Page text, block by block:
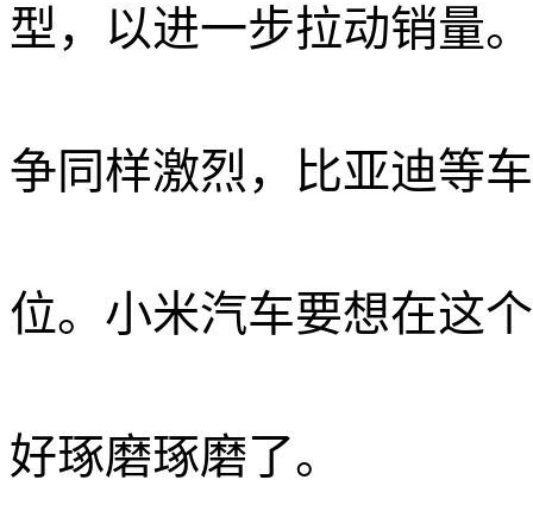
型，以进一步拉动销量
争同样激烈，比亚迪等
位。小米汽车要想在这
好琢磨琢磨了。